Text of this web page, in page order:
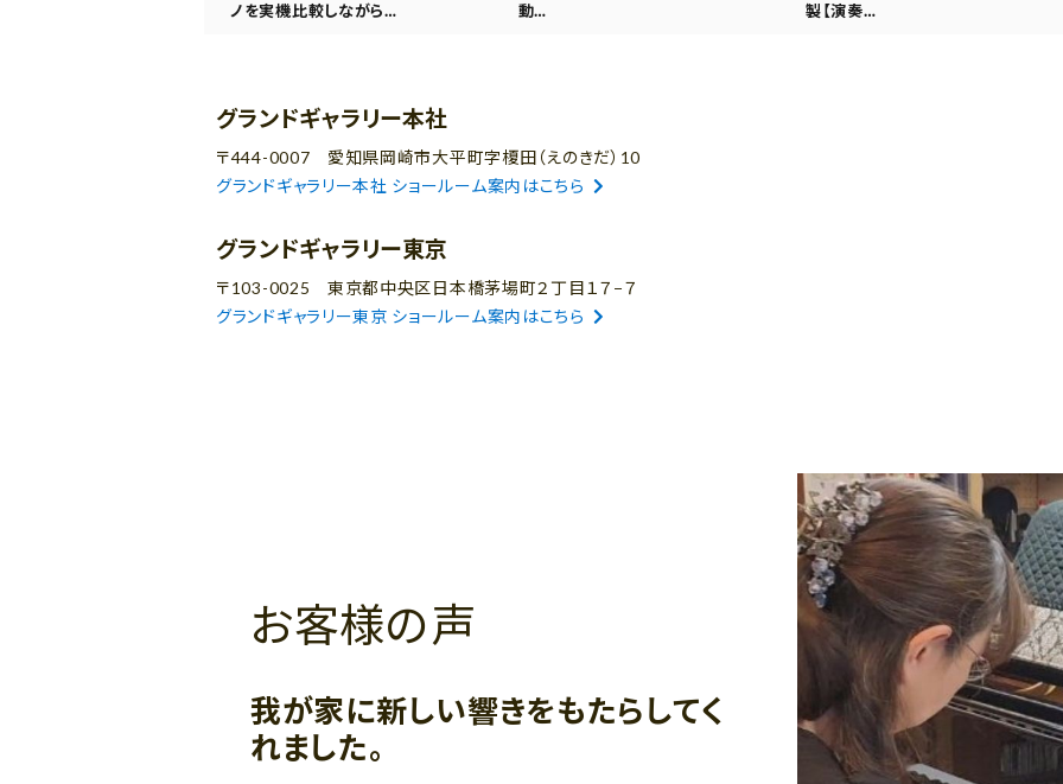
ノを実機比較しながら…
動…
製【演奏…
グランドギャラリー本社
〒444-0007 愛知県岡崎市大平町字榎田（えのきだ）10
グランドギャラリー本社 ショールーム案内はこちら
グランドギャラリー東京
〒103-0025 東京都中央区日本橋茅場町２丁目１７−７
グランドギャラリー東京 ショールーム案内はこちら
お客様の声
我が家に新しい響きをもたらしてく
れました。